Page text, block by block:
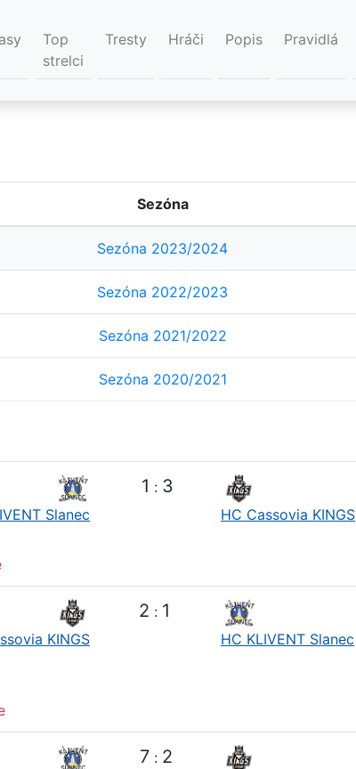
Top
strelci
Tresty Hráči Popis Pravidlá
Sezóna
Sezóna 2023/2024
Sezóna 2022/2023
Sezóna 2021/2022
Sezóna 2020/2021
Slanec
1 : 3
HC Cassovia KINGS
KINGS
2 : 1
HC KLIVENT Slanec
7 : 2